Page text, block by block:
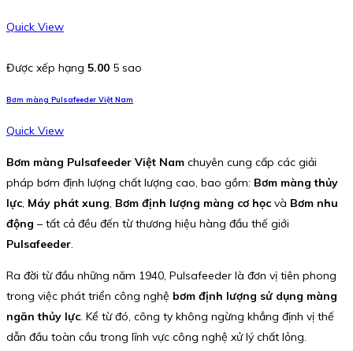
Quick View
Được xếp hạng 5.00 5 sao
Bơm màng Pulsafeeder Việt Nam
Quick View
Bơm màng Pulsafeeder Việt Nam chuyên cung cấp các giải
pháp bơm định lượng chất lượng cao, bao gồm: Bơm màng thủy
lực, Máy phát xung, Bơm định lượng màng cơ học và Bơm nhu
động – tất cả đều đến từ thương hiệu hàng đầu thế giới
Pulsafeeder.
Ra đời từ đầu những năm 1940, Pulsafeeder là đơn vị tiên phong
trong việc phát triển công nghệ bơm định lượng sử dụng màng
ngăn thủy lực. Kể từ đó, công ty không ngừng khẳng định vị thế
dẫn đầu toàn cầu trong lĩnh vực công nghệ xử lý chất lỏng.